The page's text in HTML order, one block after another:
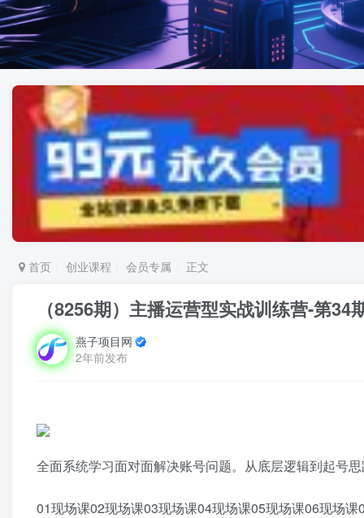
首页 创业课程 会员专属 正文
（8256期）主播运营型实战训练营-第
燕子项目网
2年前发布
全面系统学习面对面解决账号问题。从底层逻辑到起号
01现场课02现场课03现场课04现场课05现场课06现场